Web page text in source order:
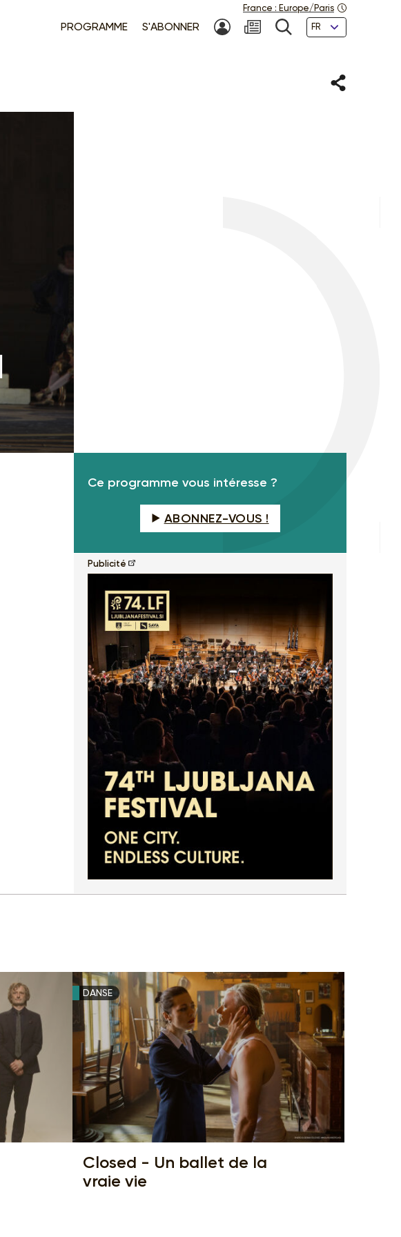
PROGRAMME S'ABONNER MON COMPTE
NEWSLETTER
RECHERCHE
Langues
France : Europe/Paris
Partager
Ce programme vous intéresse ?
ABONNEZ-VOUS !
Publicité
DANSE
Closed - Un ballet de la
vraie vie